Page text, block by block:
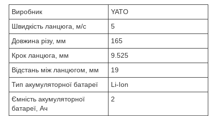
Виробник
YATO
Швидкість ланцюга, м/с
5
Довжина різу, мм
165
Крок ланцюга, мм
9.525
Відстань між ланцюгом, мм
19
Тип акумуляторної батареї
Li-Ion
Ємність акумуляторної
батареї, Ач
2